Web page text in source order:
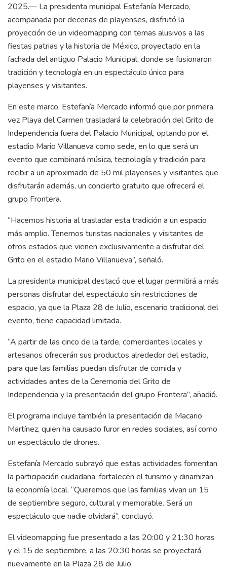
2025.— La presidenta municipal Estefanía Mercado,
acompañada por decenas de playenses, disfrutó la
proyección de un videomapping con temas alusivos a las
fiestas patrias y la historia de México, proyectado en la
fachada del antiguo Palacio Municipal, donde se fusionaron
tradición y tecnología en un espectáculo único para
playenses y visitantes.
En este marco, Estefanía Mercado informó que por primera
vez Playa del Carmen trasladará la celebración del Grito de
Independencia fuera del Palacio Municipal, optando por el
estadio Mario Villanueva como sede, en lo que será un
evento que combinará música, tecnología y tradición para
recibir a un aproximado de 50 mil playenses y visitantes que
disfrutarán además, un concierto gratuito que ofrecerá el
grupo Frontera.
“Hacemos historia al trasladar esta tradición a un espacio
más amplio. Tenemos turistas nacionales y visitantes de
otros estados que vienen exclusivamente a disfrutar del
Grito en el estadio Mario Villanueva”, señaló.
La presidenta municipal destacó que el lugar permitirá a más
personas disfrutar del espectáculo sin restricciones de
espacio, ya que la Plaza 28 de Julio, escenario tradicional del
evento, tiene capacidad limitada.
“A partir de las cinco de la tarde, comerciantes locales y
artesanos ofrecerán sus productos alrededor del estadio,
para que las familias puedan disfrutar de comida y
actividades antes de la Ceremonia del Grito de
Independencia y la presentación del grupo Frontera”, añadió.
El programa incluye también la presentación de Macario
Martínez, quien ha causado furor en redes sociales, así como
un espectáculo de drones.
Estefanía Mercado subrayó que estas actividades fomentan
la participación ciudadana, fortalecen el turismo y dinamizan
la economía local. “Queremos que las familias vivan un 15
de septiembre seguro, cultural y memorable. Será un
espectáculo que nadie olvidará”, concluyó.
El videomapping fue presentado a las 20:00 y 21:30 horas
y el 15 de septiembre, a las 20:30 horas se proyectará
nuevamente en la Plaza 28 de Julio.